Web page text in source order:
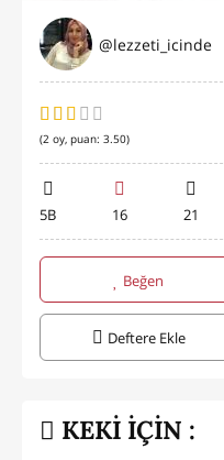
@lezzeti_icinde
(2 oy, puan: 3.50)
5B 16 21
Beğen
Deftere Ekle
KEKİ İÇİN :